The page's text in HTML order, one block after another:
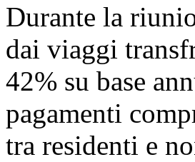
Durante la
dai viaggi
42% su base
pagamenti
tra residenti e